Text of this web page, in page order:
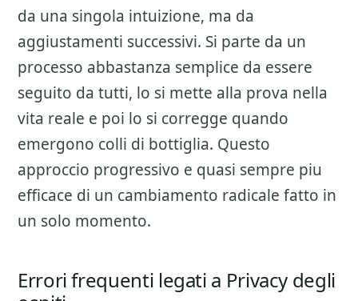
da una singola intuizione, ma da
aggiustamenti successivi. Si parte da un
processo abbastanza semplice da essere
seguito da tutti, lo si mette alla prova nella
vita reale e poi lo si corregge quando
emergono colli di bottiglia. Questo
approccio progressivo e quasi sempre piu
efficace di un cambiamento radicale fatto in
un solo momento.
Errori frequenti legati a Privacy degli